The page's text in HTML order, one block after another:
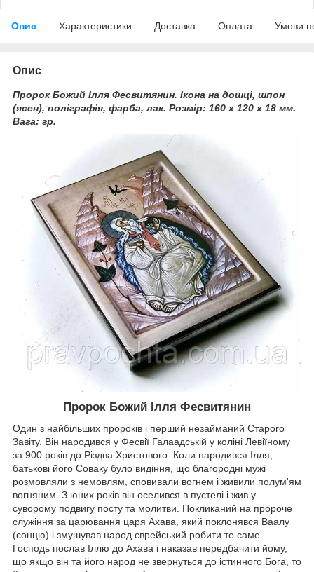
Опис Характеристики Доставка Оплата Умови
Опис
Пророк Божий Ілля Фесвитянин. Ікона на дошці, шпон
(ясен), поліграфія, фарба, лак. Розмір: 160 х 120 х 18 мм.
Вага: гр.
Пророк Божий Ілля Фесвитянин
Один з найбільших пророків і перший незайманий Старого
Завіту. Він народився у Фесвії Галаадській у коліні Левіїному
за 900 років до Різдва Христового. Коли народився Ілля,
батькові його Соваку було видіння, що благородні мужі
розмовляли з немовлям, сповивали вогнем і живили полум'ям
вогняним. З юних років він оселився в пустелі і жив у
суворому подвигу посту та молитви. Покликаний на пророче
служіння за царювання царя Ахава, який поклонявся Ваалу
(сонцю) і змушував народ єврейський робити те саме.
Господь послав Іллю до Ахава і наказав передбачити йому,
що якщо він та його народ не звернуться до істинного Бога, то